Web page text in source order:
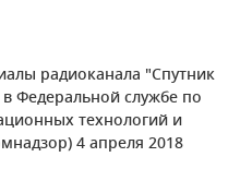
радиоканала "Спутник
Федеральной службе по
технологий и
4 апреля 2018